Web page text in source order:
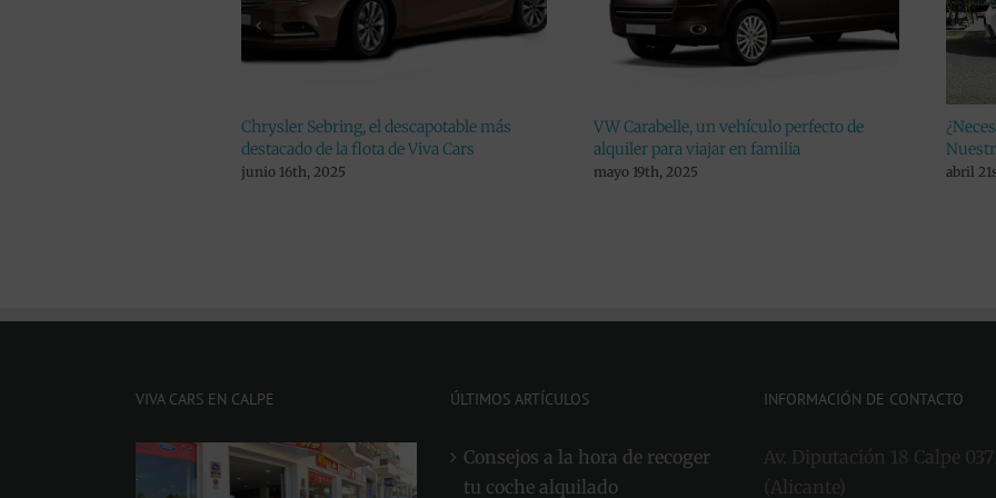
VW Carabelle, un vehículo perfecto de
alquiler para viajar en familia
mayo 19th, 2025
¿Necesitas alquilar un coche económico?
Nuestro preferido es el Kia Picanto
abril 21st, 2025
VIVA CARS EN CALPE ÚLTIMOS ARTÍCULOS
Consejos a la hora de recoger
tu coche alquilado
INFORMACIÓN DE CONTACTO
Av. Diputación 18 Calpe
(Alicante)